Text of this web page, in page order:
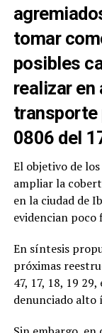
tomar
posibles
realizar en
transporte
0806 del
El objetivo de
ampliar la
en la ciudad de
evidencian poco
En síntesis
próximas
47, 17, 18, 19
denunciado alto